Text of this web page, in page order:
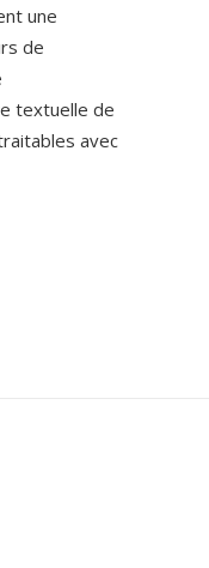
une
de
textuelle de
avec